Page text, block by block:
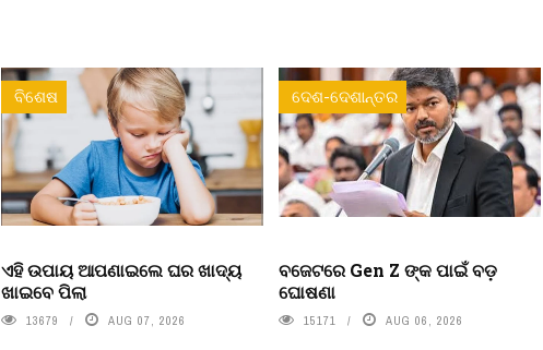
ବିଶେଷ
ଏହି ଉପାୟ ଆପଣାଇଲେ ଘର ଖାଦ୍ୟ
ଖାଇବେ ପିଲା
13679 AUG 07, 2026
ଦେଶ-ଦେଶାନ୍ତର
ବଜେଟରେ Gen Z ଙ୍କ ପାଇଁ ବଡ଼
ଘୋଷଣା
15171 AUG 06, 2026